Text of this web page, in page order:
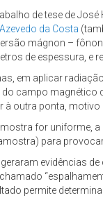
de tese de
da Costa
mágnon –
de espessura, e
em aplicar
campo
outra ponta, motivo
for uniforme, a
para
evidências
permite